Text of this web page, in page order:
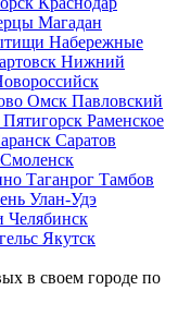
Магадан
Набережные
Нижний
Омск Павловский
Пятигорск Раменское
Саратов
Смоленск
Таганрог Тамбов
Улан-Удэ
Челябинск
Якутск
в своем городе по